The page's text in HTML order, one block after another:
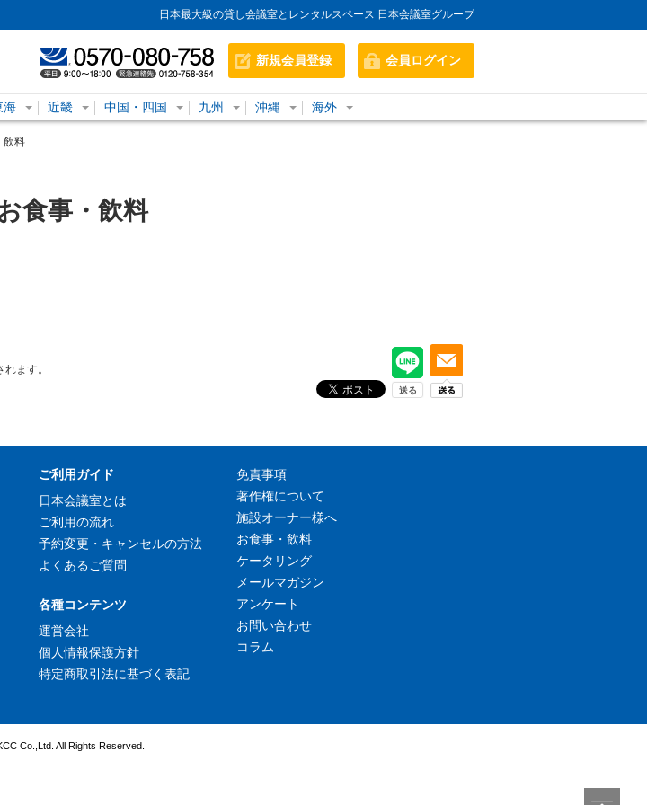
日本最大級の貸し会議室とレンタルスペース 日本会議室グループ
新規会員登録 会員ログイン
海 近畿 中国・四国 九州 沖縄 海外
飲料
食事・飲料
ます。
ご利用ガイド
日本会議室とは
ご利用の流れ
予約変更・キャンセルの方法
よくあるご質問
各種コンテンツ
運営会社
個人情報保護方針
特定商取引法に基づく表記
免責事項
著作権について
施設オーナー様へ
お食事・飲料
ケータリング
メールマガジン
アンケート
お問い合わせ
コラム
Co.,Ltd. All Rights Reserved.